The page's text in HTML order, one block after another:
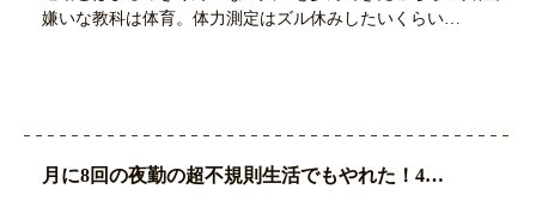
嫌いな教科は体育。体力測定はズル休みしたいくらい…
月に8回の夜勤の超不規則生活でもやれた！4…